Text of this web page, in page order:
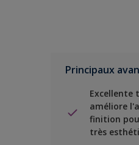
Principaux
Excellente
améliore
finition
très